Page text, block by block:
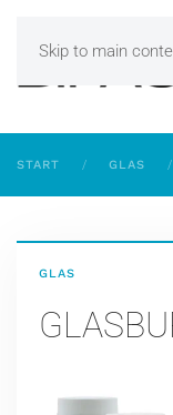
Skip to main
START GLAS
GLAS